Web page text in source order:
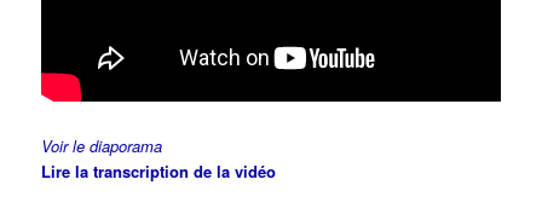
Voir le diaporama
Lire la transcription de la vidéo